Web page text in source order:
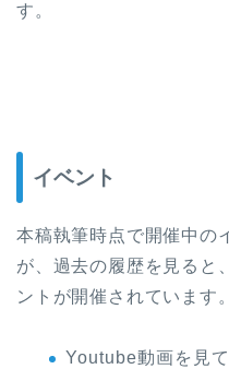
す。
イベント
本稿執筆時点で開催中の
が、過去の履歴を見ると
ントが開催されています。
Youtube動画を見